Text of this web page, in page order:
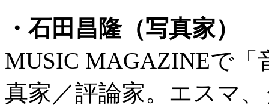
・石田昌隆（写真家）
MUSIC MAGAZINEで「
真家／評論家。エスマ